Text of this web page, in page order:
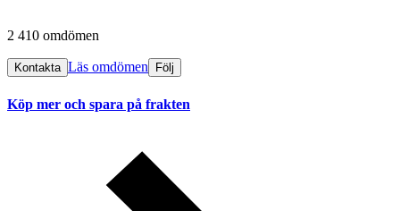
2 410 omdömen
Kontakta Läs omdömen Följ
Köp mer och spara på frakten